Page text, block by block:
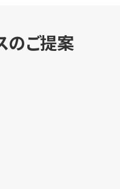
のご提案